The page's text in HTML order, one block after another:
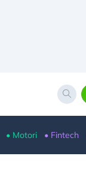
• Motori • Fintech